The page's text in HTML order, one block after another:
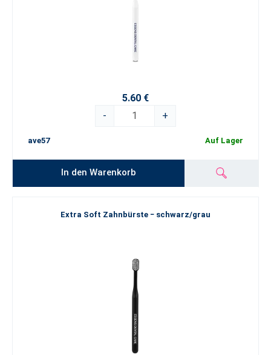
5.60 €
-
+
ave57 Auf Lager
In den Warenkorb
Extra Soft Zahnbürste − schwarz/grau